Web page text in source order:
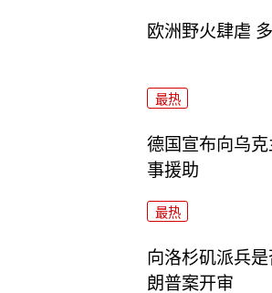
欧洲野火肆虐
最热
德国宣布向乌
事援助
最热
向洛杉矶派兵
朗普案开审